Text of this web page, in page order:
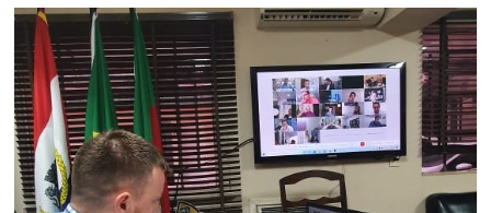
Fronteira
Oeste
–
RS
Site